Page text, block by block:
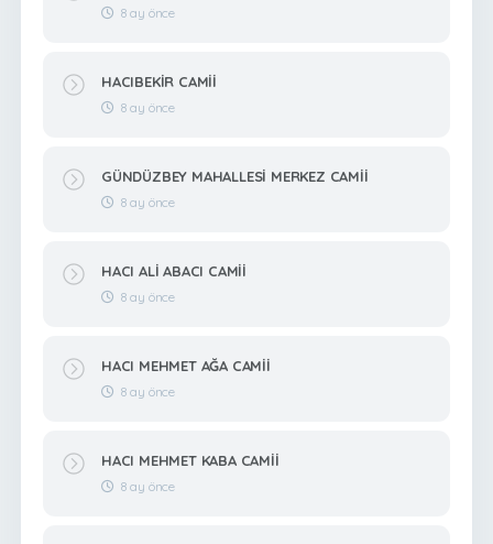
8 ay önce
HACIBEKİR CAMİİ
8 ay önce
GÜNDÜZBEY MAHALLESİ MERKEZ CAMİİ
8 ay önce
HACI ALİ ABACI CAMİİ
8 ay önce
HACI MEHMET AĞA CAMİİ
8 ay önce
HACI MEHMET KABA CAMİİ
8 ay önce